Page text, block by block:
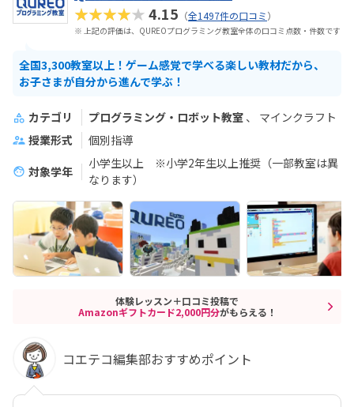
★★★★★4.15 （全1497件の口コミ）
※ 上記の評価は、QUREOプログラミング教室全体の口コミ点数・件数です
全国3,300教室以上！ゲーム感覚で学べる楽しい教材だから、
お子さまが自分から進んで学ぶ！
カテゴリ プログラミング・ロボット教室
マインクラフト
授業形式
個別指導
対象学年
小学生以上 ※小学2年生以上推奨（一部教室は異
なります）
体験レッスン＋口コミ投稿で
Amazonギフトカード2,000円分がもらえる！
コエテコ編集部おすすめポイント